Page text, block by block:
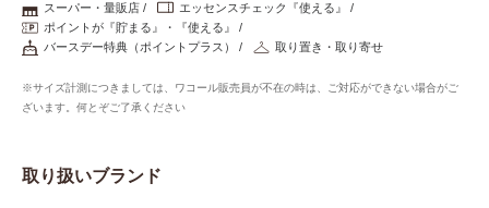
スーパー・量販店
エッセンスチェック『使える』
ポイントが『貯まる』・『使える』
バースデー特典（ポイントプラス）
取り置き・取り寄せ
※サイズ計測につきましては、ワコール販売員が不在の時は、ご対応ができない場合がご
ざいます。何とぞご了承ください
取り扱いブランド